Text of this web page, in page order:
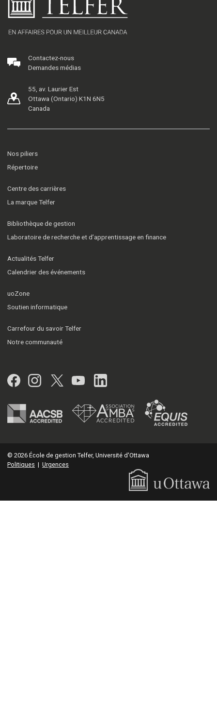
Contactez-nous
Demandes médias
55, av. Laurier Est
Ottawa (Ontario) K1N 6N5
Canada
Nos piliers
Répertoire
Centre des carrières
La marque Telfer
Bibliothèque de gestion
Laboratoire de recherche et d’apprentissage en finance
Actualités Telfer
Calendrier des événements
uoZone
Soutien informatique
Carrefour du savoir Telfer
Notre communauté
Facebook
Instagram
Twitter
YouTubeLinkedIn
© 2026 École de gestion Telfer, Université d'Ottawa
Politiques | Urgences